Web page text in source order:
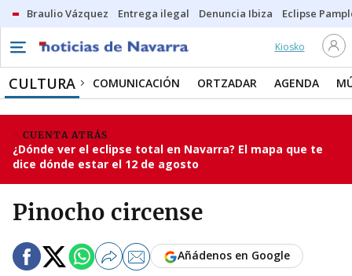
Braulio Vázquez Entrega ilegal Denuncia Ibiza Eclipse
Kiosko
CULTURA COMUNICACIÓN ORTZADAR AGENDA
CUENTA ATRÁS
¿Dónde ver el eclipse total en Navarra? El mapa que te
dice dónde estar el 12 de agosto
Pinocho circense
Añádenos en Google